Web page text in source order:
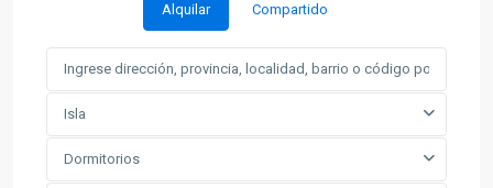
Alquilar Compartido
Isla
Dormitorios